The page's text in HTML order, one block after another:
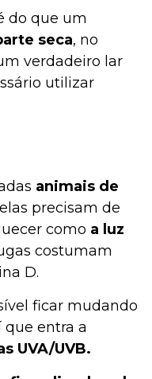
do que um
seca, no
verdadeiro lar
utilizar
animais de
precisam de
como a luz
costumam
D.
ficar mudando
que entra a
UVA/UVB.